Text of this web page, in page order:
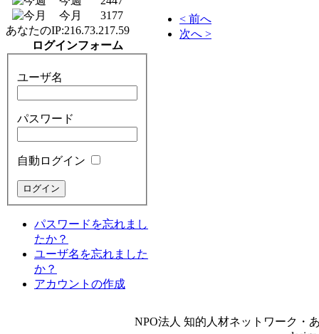
今月
3177
あなたのIP:216.73.217.59
ログインフォーム
ユーザ名
パスワード
自動ログイン
パスワードを忘れまし
たか？
ユーザ名を忘れました
か？
アカウントの作成
< 前へ
次へ >
NPO法人 知的人材ネットワーク・